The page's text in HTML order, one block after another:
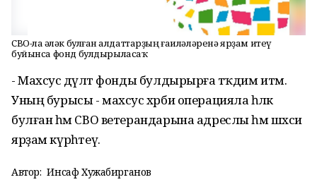
СВО-ла һәләк булған һалдаттарҙың ғаиләләренә ярҙам итеү
буйынса фонд булдырыласаҡ
- Махсус дәүләт фонды булдырырға тәҡдим итәм.
Уның бурысы - махсус хәрби операцияла һәләк
булған һәм СВО ветерандарына адреслы һәм шәхси
ярҙам күрһәтеү.
Автор: Инсаф Хужабирганов